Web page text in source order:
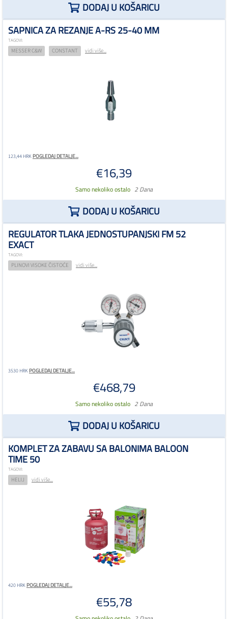
DODAJ U KOŠARICU
SAPNICA ZA REZANJE A-RS 25-40 MM
TAGOVI:
MESSER C&W CONSTANT vidi više...
123,44 HRKPOGLEDAJ DETALJE...
€16,39
Samo nekoliko ostalo 2 Dana
DODAJ U KOŠARICU
REGULATOR TLAKA JEDNOSTUPANJSKI FM 52
EXACT
TAGOVI:
PLINOVI VISOKE ČISTOĆE vidi više...
3530 HRKPOGLEDAJ DETALJE...
€468,79
Samo nekoliko ostalo 2 Dana
DODAJ U KOŠARICU
KOMPLET ZA ZABAVU SA BALONIMA BALOON
TIME 50
TAGOVI:
HELIJ vidi više...
420 HRKPOGLEDAJ DETALJE...
€55,78